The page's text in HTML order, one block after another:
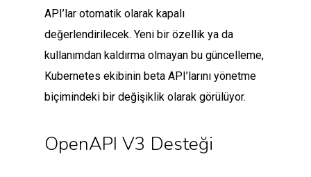
API’lar otomatik olarak kapalı
değerlendirilecek. Yeni bir özellik ya da
kullanımdan kaldırma olmayan bu güncelleme,
Kubernetes ekibinin beta API’larını yönetme
biçimindeki bir değişiklik olarak görülüyor.
OpenAPI V3 Desteği